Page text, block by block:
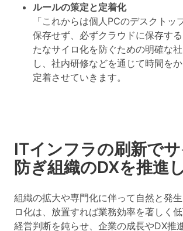
ルールの策定と定着化
「これからは個人PCのデスクトッ
保存せず、必ずクラウドに保存す
たなサイロ化を防ぐための明確な
し、社内研修などを通じて時間を
定着させていきます。
ITインフラの刷新で
防ぎ組織のDXを推進
組織の拡大や専門化に伴って自然と発
ロ化は、放置すれば業務効率を著しく
経営判断を鈍らせ、企業の成長やDX推